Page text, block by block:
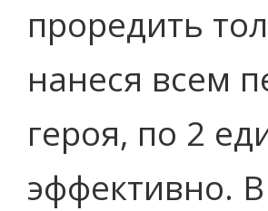
проредить
нанеся всем
героя, по 2
эффективно.